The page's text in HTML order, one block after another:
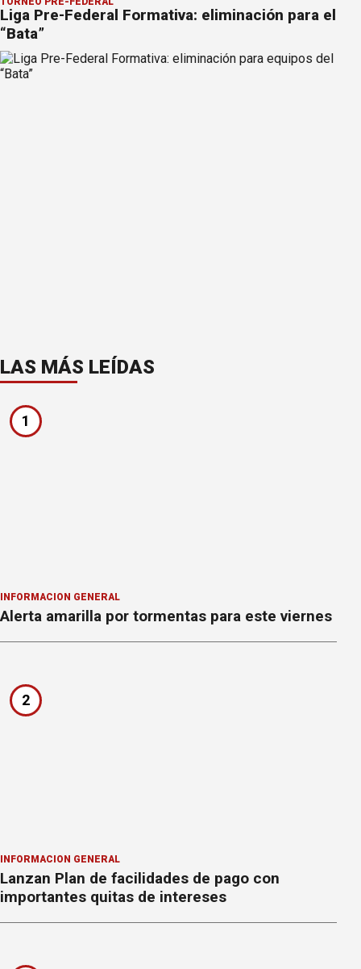
Liga Pre-Federal Formativa: eliminación para el
“Bata”
LAS MÁS LEÍDAS
1
INFORMACION GENERAL
Alerta amarilla por tormentas para este viernes
2
INFORMACION GENERAL
Lanzan Plan de facilidades de pago con
importantes quitas de intereses